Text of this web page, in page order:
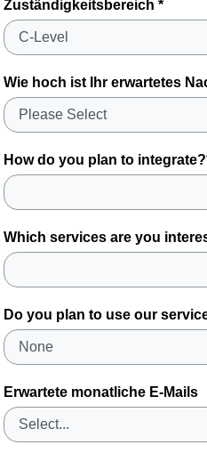
Zuständigkeitsbereich *
Wie hoch ist Ihr erwartetes
How do you plan to
Which services are you
Do you plan to use our
Erwartete monatliche E-Mails